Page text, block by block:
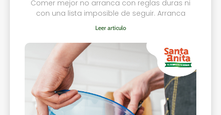
Comer mejor no arranca con reglas duras ni
con una lista imposible de seguir. Arranca
Leer articulo